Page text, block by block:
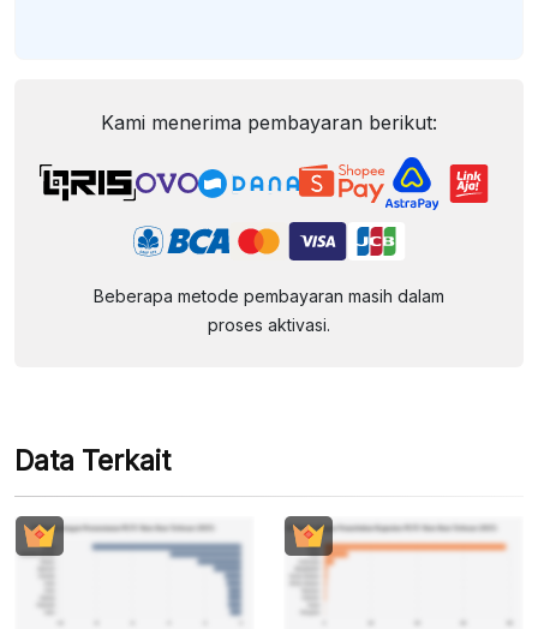
Kami menerima pembayaran berikut:
Beberapa metode pembayaran masih dalam
proses aktivasi.
Data Terkait